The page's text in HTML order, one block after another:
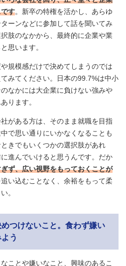
す。新卒の特権を活かし、あらゆ
ーンなどに参加して話を聞いてみ
肢のなかから、最終的に企業や業
思います。
規模感だけで決めてしまうのでは
みてください。日本の99.7%は中小
なかには大企業に負けない強みや
ります。
がある方は、そのまま就職を目指
で思い通りにいかなくなることも
きでもいくつかの選択肢があれ
進んでいけると思うんです。だか
ず、広い視野をもっておくことが
い込むことなく、余裕をもって柔
。
つけないこと。食わず嫌い
う
ことや嫌いなこと、興味のあるこ